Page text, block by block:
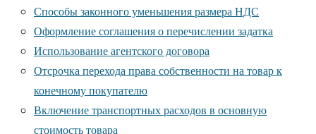
Способы законного уменьшения размера НДС
Оформление соглашения о перечислении задатка
Использование агентского договора
Отсрочка перехода права собственности на товар к
конечному покупателю
Включение транспортных расходов в основную
стоимость товара